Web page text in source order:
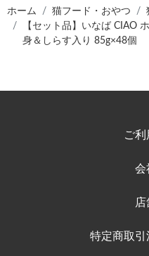
ホーム 猫フード・おやつ
【セット品】いなば CIAO
身＆しらす入り 85g×48個
ご利
会
店
特定商取